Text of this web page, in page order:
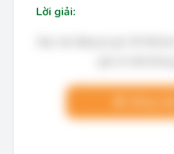
Lời giải: